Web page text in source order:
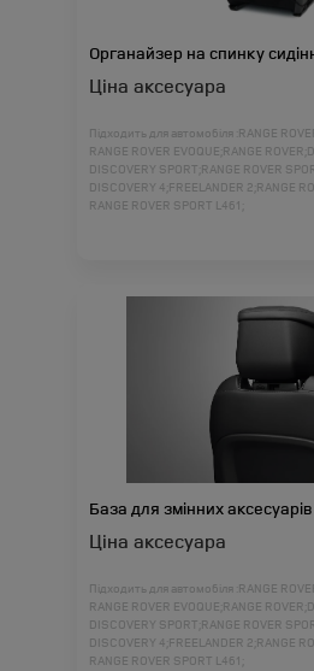
Органайзер на спинку
Ціна аксесуара
Підходить для автомобіля : RANGE
RANGE ROVER EVOQUE; RANGE ROVER;
DISCOVERY SPORT; RANGE ROVER
DISCOVERY 4; FREELANDER 2; RANGE
RANGE ROVER SPORT L461;
База для змінних
Ціна аксесуара
Підходить для автомобіля : RANGE
RANGE ROVER EVOQUE; RANGE ROVER;
DISCOVERY SPORT; RANGE ROVER
DISCOVERY 4; FREELANDER 2; RANGE
RANGE ROVER SPORT L461;